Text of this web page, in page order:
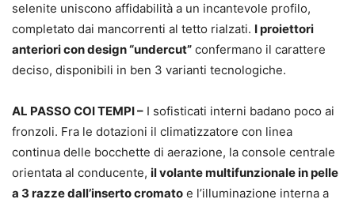
selenite uniscono affidabilità a un incantevole profilo,
completato dai mancorrenti al tetto rialzati. I proiettori
anteriori con design “undercut” confermano il carattere
deciso, disponibili in ben 3 varianti tecnologiche.
AL PASSO COI TEMPI – I sofisticati interni badano poco ai
fronzoli. Fra le dotazioni il climatizzatore con linea
continua delle bocchette di aerazione, la console centrale
orientata al conducente, il volante multifunzionale in pelle
a 3 razze dall’inserto cromato e l’illuminazione interna a